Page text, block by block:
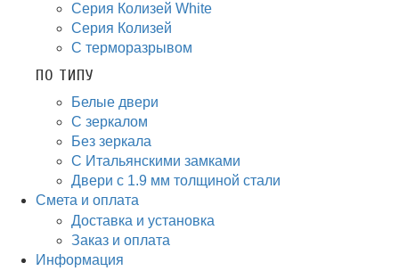
Серия Колизей White
Серия Колизей
С терморазрывом
ПО ТИПУ
Белые двери
С зеркалом
Без зеркала
С Итальянскими замками
Двери с 1.9 мм толщиной стали
Смета и оплата
Доставка и установка
Заказ и оплата
Информация